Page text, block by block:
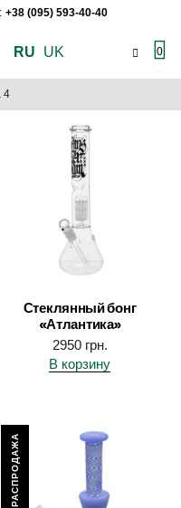
+38 (095) 593-40-40
RU UK 0
4
Стеклянный бонг
«Атлантика»
2950 грн.
В корзину
РАСПРОДАЖА